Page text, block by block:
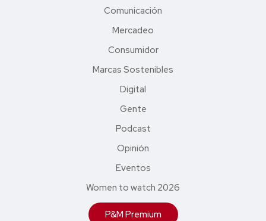
Comunicación
Mercadeo
Consumidor
Marcas Sostenibles
Digital
Gente
Podcast
Opinión
Eventos
Women to watch 2026
P&M Premium